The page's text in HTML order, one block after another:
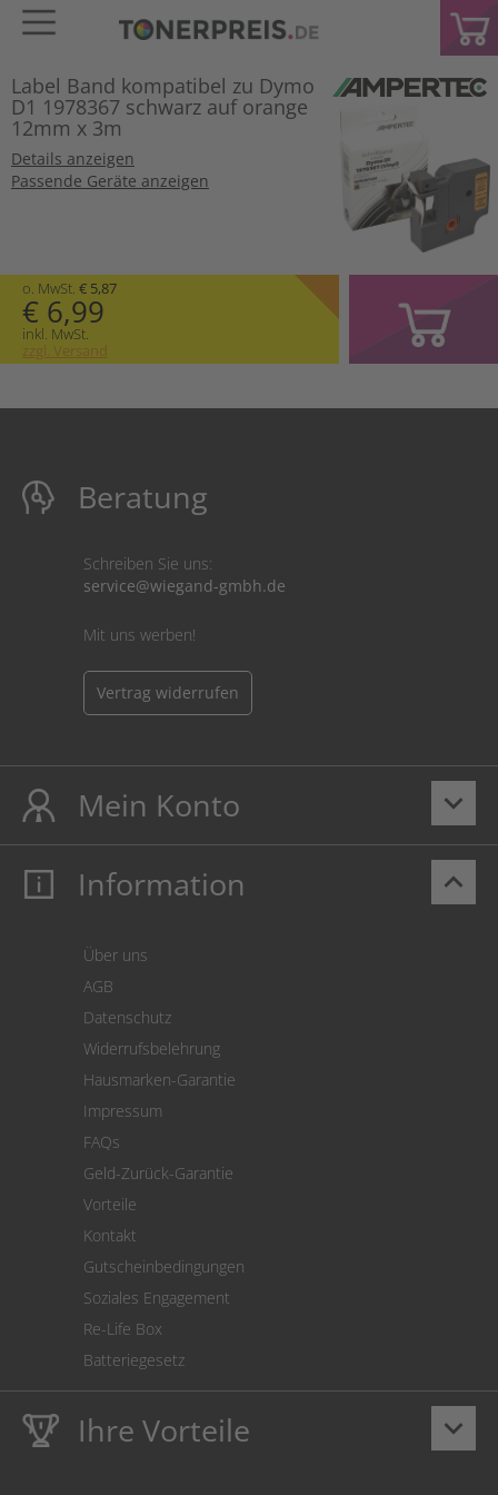
Label Band kompatibel zu Dymo
D1 1978367 schwarz auf orange
12mm x 3m
Details anzeigen
Passende Geräte anzeigen
o. MwSt. € 5,87
€ 6,99
inkl. MwSt.
zzgl. Versand
Beratung
Schreiben Sie uns:
service@wiegand-gmbh.de
Mit uns werben!
Vertrag widerrufen
keyboard_arrow_down
Mein Konto
Mein Konto
Cookie Einstellungen
keyboard_arrow_up
Information
Über uns
AGB
Datenschutz
Widerrufsbelehrung
Hausmarken-Garantie
Impressum
FAQs
Geld-Zurück-Garantie
Vorteile
Kontakt
Gutscheinbedingungen
Soziales Engagement
Re-Life Box
Batteriegesetz
keyboard_arrow_down
Ihre Vorteile